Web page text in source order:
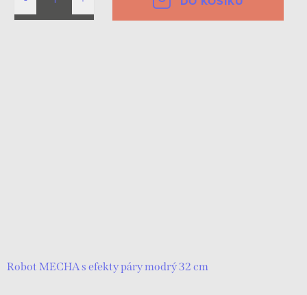
Robot MECHA s efekty páry modrý 32 cm